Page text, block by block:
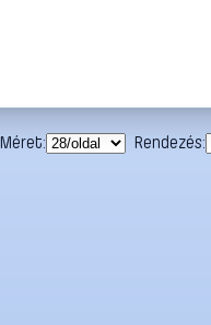
Méret: Rendezés: